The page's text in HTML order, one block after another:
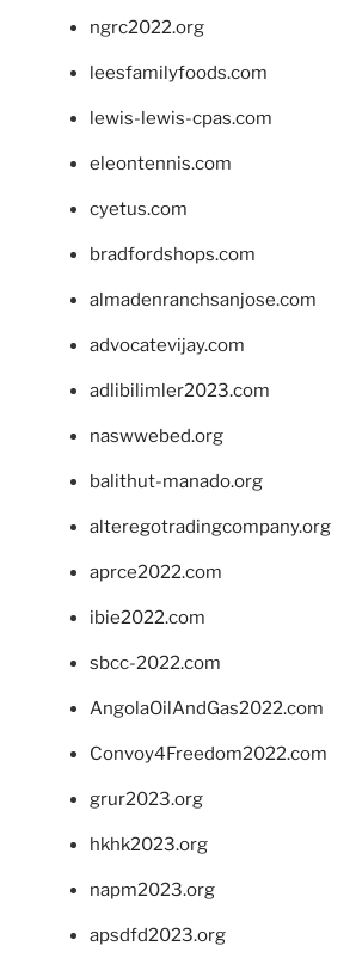
ngrc2022.org
leesfamilyfoods.com
lewis-lewis-cpas.com
eleontennis.com
cyetus.com
bradfordshops.com
almadenranchsanjose.com
advocatevijay.com
adlibilimler2023.com
naswwebed.org
balithut-manado.org
alteregotradingcompany.org
aprce2022.com
ibie2022.com
sbcc-2022.com
AngolaOilAndGas2022.com
Convoy4Freedom2022.com
grur2023.org
hkhk2023.org
napm2023.org
apsdfd2023.org